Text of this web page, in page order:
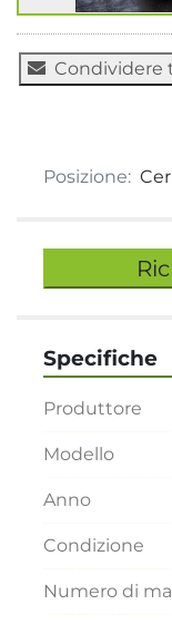
Condividere
Posizione:
Specifiche
Produttore
Modello
Anno
Condizione
Numero di